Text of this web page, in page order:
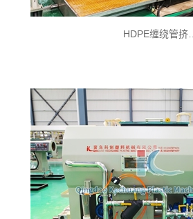
HDPE缠绕管挤…